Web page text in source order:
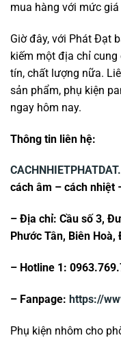
mua hàng với mức giá
Giờ đây, với Phát Đạt
kiếm một địa chỉ cung
tín, chất lượng nữa.
sản phẩm, phụ kiện
ngay hôm nay.
Thông tin liên hệ:
cách âm – cách nhiệt
– Địa chỉ: Cầu số 3,
Phước Tân, Biên Hoà,
– Hotline 1:
– Fanpage: https://
Phụ kiện nhôm cho